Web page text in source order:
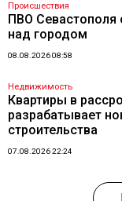
Происшествия
ПВО Севастополя
над городом
08.08.2026 08:58
Недвижимость
Квартиры в
разрабатывает
строительства
07.08.2026 22:24